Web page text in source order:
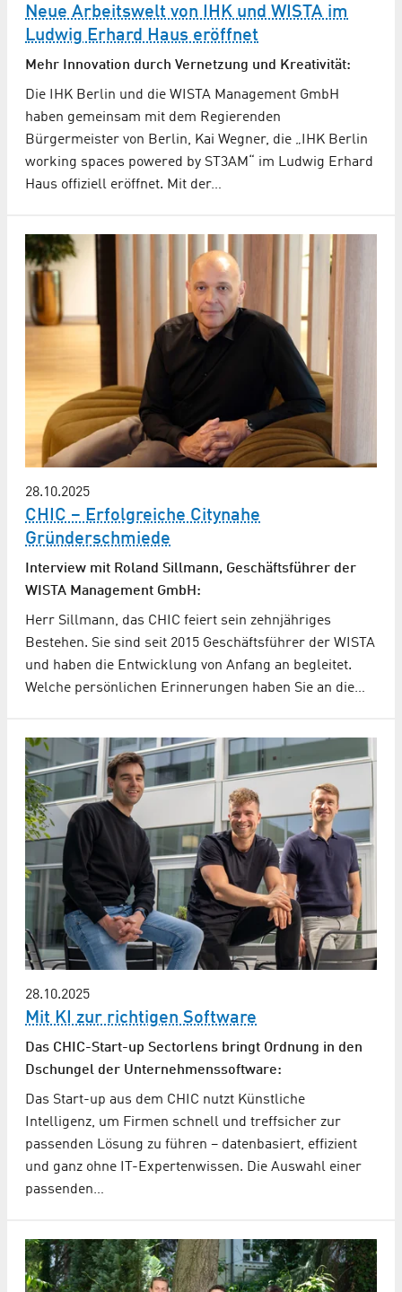
Neue Arbeitswelt von IHK und WISTA im
Ludwig Erhard Haus eröffnet
Mehr Innovation durch Vernetzung und Kreativität:
Die IHK Berlin und die WISTA Management GmbH
haben gemeinsam mit dem Regierenden
Bürgermeister von Berlin, Kai Wegner, die „IHK Berlin
working spaces powered by ST3AM“ im Ludwig Erhard
Haus offiziell eröffnet. Mit der…
28.10.2025
CHIC – Erfolgreiche Citynahe
Gründerschmiede
Interview mit Roland Sillmann, Geschäftsführer der
WISTA Management GmbH:
Herr Sillmann, das CHIC feiert sein zehnjähriges
Bestehen. Sie sind seit 2015 Geschäftsführer der WISTA
und haben die Entwicklung von Anfang an begleitet.
Welche persönlichen Erinnerungen haben Sie an die…
28.10.2025
Mit KI zur richtigen Software
Das CHIC-Start-up Sectorlens bringt Ordnung in den
Dschungel der Unternehmenssoftware:
Das Start-up aus dem CHIC nutzt Künstliche
Intelligenz, um Firmen schnell und treffsicher zur
passenden Lösung zu führen – datenbasiert, effizient
und ganz ohne IT-Expertenwissen. Die Auswahl einer
passenden…